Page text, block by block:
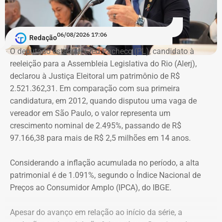
que atuem com as mulheres que são vítimas de
agressões”, argumentou.
A atriz foi a primeira mulher a receber o benefício do
“botão do pânico”, ferramenta criada em 2019 pela
Polícia Militar do Rio. O objeto é conectado a uma
tornozeleira eletrônica usada pelo agressor. Em caso de
aproximação, a central de monitoramento é acionada e
entra em contato com a vítima e o agressor por telefone.
Na declaração apresentada em 2018, quando terminou a
eleição como suplente, Elton Cristo informou possuir três
veículos, um consórcio não contemplado e depósitos em
conta corrente, totalizando R$ 378,4 mil.
Quatro anos depois, nas eleições de 2022, quando voltou
a disputar uma vaga na Assembleia Legislativa (Alerj) e
novamente ficou como suplente, o patrimônio declarado
saltou para R$ 1.658.540,00. Na ocasião, os bens
mil, uma chácara de R$ 400 mil, dois veículos que
somavam R$ 647,3 mil e participações societárias em
empresas do ramo de alimentação.
Em 2024, quando foi eleito vereador da cidade de Nova
Redação06/08/2026 17:06
O deputado estadual Fred Pacheco (PL), candidato à
reeleição para a Assembleia Legislativa do Rio (Alerj),
declarou à Justiça Eleitoral um patrimônio de R$
2.521.362,31. Em comparação com sua primeira
candidatura, em 2012, quando disputou uma vaga de
vereador em São Paulo, o valor representa um
crescimento nominal de 2.495%, passando de R$
97.166,38 para mais de R$ 2,5 milhões em 14 anos.
Considerando a inflação acumulada no período, a alta
patrimonial é de 1.091%, segundo o Índice Nacional de
Preços ao Consumidor Amplo (IPCA), do IBGE.
Apesar do avanço em relação ao início da série, a